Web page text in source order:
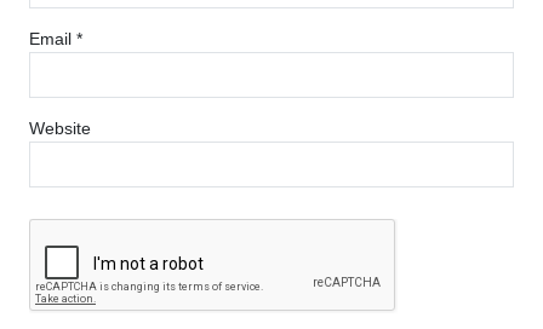
Email *
Website